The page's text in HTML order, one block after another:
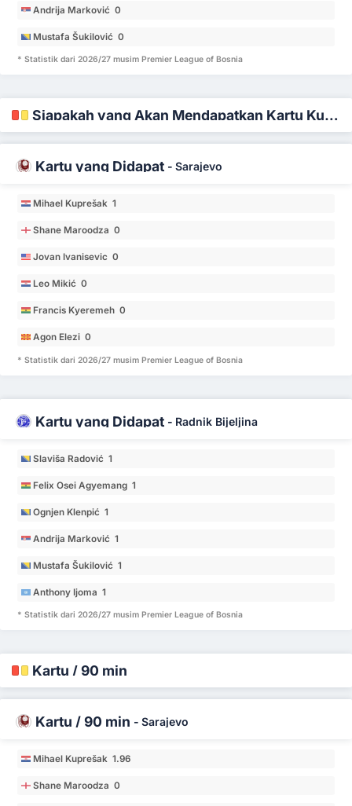
Andrija Marković 0
Mustafa Šukilović 0
* Statistik dari 2026/27 musim Premier League of Bosnia
Siapakah yang Akan Mendapatkan Kartu Kuning dan Merah
Kartu yang Didapat - Sarajevo
Mihael Kuprešak 1
Shane Maroodza 0
Jovan Ivanisevic 0
Leo Mikić 0
Francis Kyeremeh 0
Agon Elezi 0
* Statistik dari 2026/27 musim Premier League of Bosnia
Kartu yang Didapat - Radnik Bijeljina
Slaviša Radović 1
Felix Osei Agyemang 1
Ognjen Klenpić 1
Andrija Marković 1
Mustafa Šukilović 1
Anthony Ijoma 1
* Statistik dari 2026/27 musim Premier League of Bosnia
Kartu / 90 min
Kartu / 90 min - Sarajevo
Mihael Kuprešak 1.96
Shane Maroodza 0